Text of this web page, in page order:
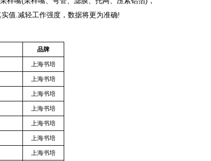
值.减轻工作强度，数据将更为准确!
品牌
上海书培
上海书培
上海书培
上海书培
上海书培
上海书培
上海书培